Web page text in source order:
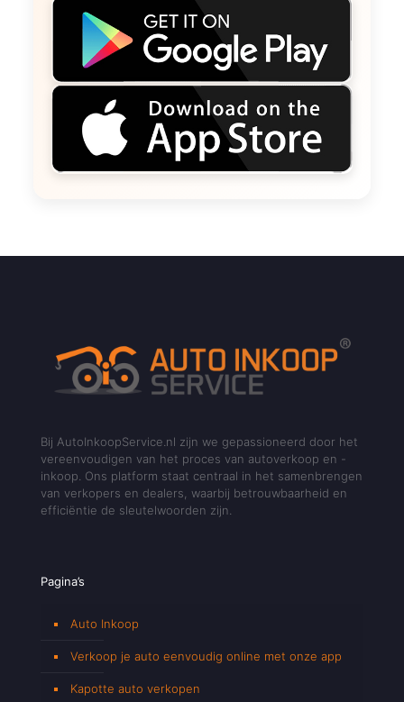
Bij AutoInkoopService.nl zijn we gepassioneerd door het
vereenvoudigen van het proces van autoverkoop en -
inkoop. Ons platform staat centraal in het samenbrengen
van verkopers en dealers, waarbij betrouwbaarheid en
efficiëntie de sleutelwoorden zijn.
Pagina’s
Auto Inkoop
Verkoop je auto eenvoudig online met onze app
Kapotte auto verkopen